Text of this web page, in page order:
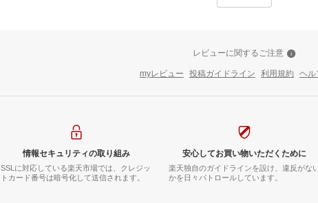
レビューに関するご注意
myレビュー 投稿ガイドライン 利用規約 ヘル
情報セキュリティの取り組み
SSLに対応している楽天市場では、クレジッ
トカード番号は暗号化して送信されます。
安心してお買い物いただくために
楽天独自のガイドラインを設け、違反がな
かを日々パトロールしています。